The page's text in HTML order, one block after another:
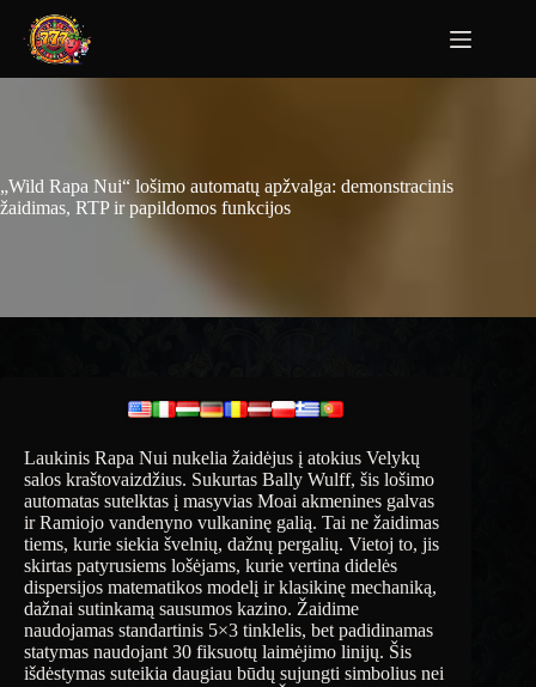
„Wild Rapa Nui“ lošimo automatų apžvalga: demonstracinis
žaidimas, RTP ir papildomos funkcijos
Laukinis Rapa Nui nukelia žaidėjus į atokius Velykų
salos kraštovaizdžius. Sukurtas Bally Wulff, šis lošimo
automatas sutelktas į masyvias Moai akmenines galvas
ir Ramiojo vandenyno vulkaninę galią. Tai ne žaidimas
tiems, kurie siekia švelnių, dažnų pergalių. Vietoj to, jis
skirtas patyrusiems lošėjams, kurie vertina didelės
dispersijos matematikos modelį ir klasikinę mechaniką,
dažnai sutinkamą sausumos kazino. Žaidime
naudojamas standartinis 5×3 tinklelis, bet padidinamas
statymas naudojant 30 fiksuotų laimėjimo linijų. Šis
išdėstymas suteikia daugiau būdų sujungti simbolius nei